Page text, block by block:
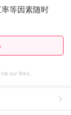
等因素随时
our links.